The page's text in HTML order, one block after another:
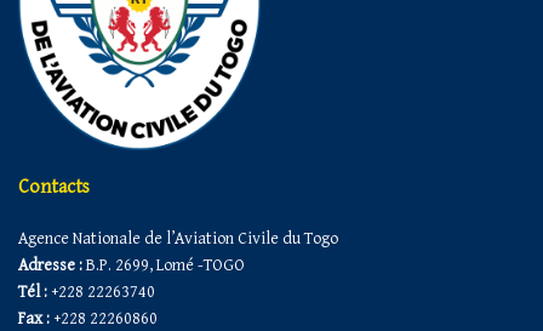
Contacts
Agence Nationale de l’Aviation Civile du Togo
Adresse :B.P. 2699, Lomé -TOGO
Tél : +228 22263740
Fax : +228 22260860